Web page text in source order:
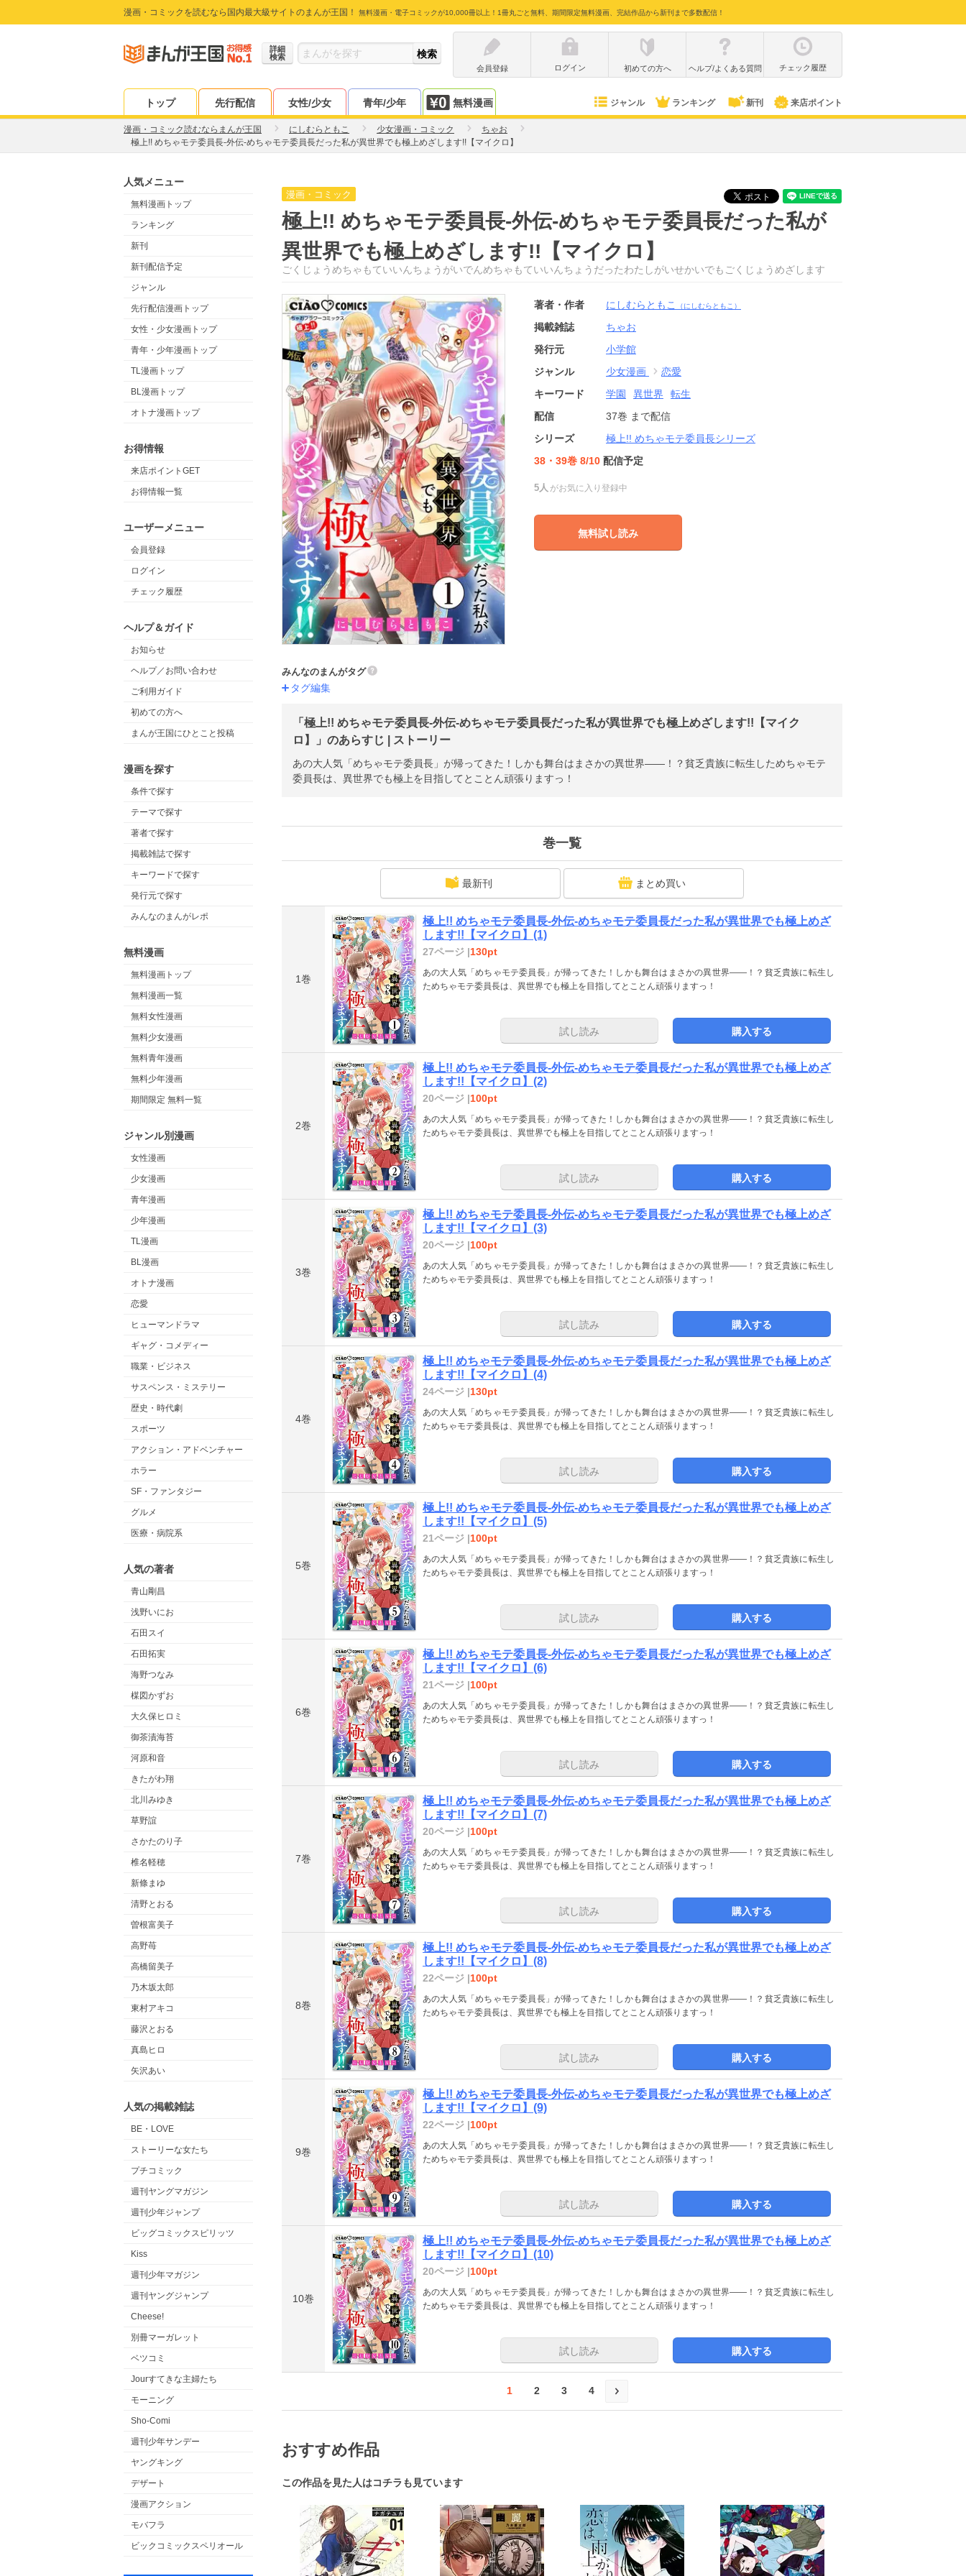
漫画・コミックを読むなら国内最大級サイトのまんが王国！ 無料漫画・電子コミックが10,000冊以上！1冊丸ごと無料、期間限定無料漫画、完結作品から新刊まで多数配信！
詳細
検索
会員登録
ログイン 初めての方へ ヘルプ/よくある質問 チェック履歴
トップ 先行配信 女性/少女 青年/少年 無料漫画 ジャンル ランキング 新刊 来店ポイント
漫画・コミック読むならまんが王国 にしむらともこ 少女漫画・コミック
ちゃお
極上!! めちゃモテ委員長-外伝-めちゃモテ委員長だった私が異世界でも極上めざします!!【マイクロ】
人気メニュー
無料漫画トップ
ランキング
新刊
新刊配信予定
ジャンル
先行配信漫画トップ
女性・少女漫画トップ
青年・少年漫画トップ
TL漫画トップ
BL漫画トップ
オトナ漫画トップ
お得情報
来店ポイントGET
お得情報一覧
ユーザーメニュー
会員登録
ログイン
チェック履歴
ヘルプ＆ガイド
お知らせ
ヘルプ／お問い合わせ
ご利用ガイド
初めての方へ
まんが王国にひとこと投稿
漫画を探す
条件で探す
テーマで探す
著者で探す
掲載雑誌で探す
キーワードで探す
発行元で探す
みんなのまんがレポ
無料漫画
無料漫画トップ
無料漫画一覧
無料女性漫画
無料少女漫画
無料青年漫画
無料少年漫画
期間限定 無料一覧
ジャンル別漫画
女性漫画
少女漫画
青年漫画
少年漫画
TL漫画
BL漫画
オトナ漫画
恋愛
ヒューマンドラマ
ギャグ・コメディー
職業・ビジネス
サスペンス・ミステリー
歴史・時代劇
スポーツ
アクション・アドベンチャー
ホラー
SF・ファンタジー
グルメ
医療・病院系
人気の著者
青山剛昌
浅野いにお
石田スイ
石田拓実
海野つなみ
楳図かずお
大久保ヒロミ
御茶漬海苔
河原和音
きたがわ翔
北川みゆき
草野誼
さかたのり子
椎名軽穂
新條まゆ
清野とおる
曽根富美子
高野苺
高橋留美子
乃木坂太郎
東村アキコ
藤沢とおる
真島ヒロ
矢沢あい
人気の掲載雑誌
BE・LOVE
ストーリーな女たち
プチコミック
週刊ヤングマガジン
週刊少年ジャンプ
ビッグコミックスピリッツ
Kiss
週刊少年マガジン
週刊ヤングジャンプ
Cheese!
別冊マーガレット
ベツコミ
Jourすてきな主婦たち
モーニング
Sho-Comi
週刊少年サンデー
ヤングキング
デザート
漫画アクション
モバフラ
ビックコミックスペリオール
漫画・コミック
極上!! めちゃモテ委員長-外伝-めちゃモテ委員長だった私が
異世界でも極上めざします!!【マイクロ】
ごくじょうめちゃもていいんちょうがいでんめちゃもていいんちょうだったわたしがいせかいでもごくじょうめざします
著者・作者 にしむらともこ （にしむらともこ）
掲載雑誌
ちゃお
発行元
小学館
ジャンル
少女漫画
恋愛
キーワード
学園 異世界
転生
配信
37巻 まで配信
シリーズ
極上!! めちゃモテ委員長シリーズ
38・39巻 8/10 配信予定
5人 がお気に入り登録中
無料試し読み
みんなのまんがタグ
タグ編集
「極上!! めちゃモテ委員長-外伝-めちゃモテ委員長だった私が異世界でも極上めざします!!【マイク
ロ】」のあらすじ | ストーリー
あの大人気「めちゃモテ委員長」が帰ってきた！しかも舞台はまさかの異世界――！？貧乏貴族に転生しためちゃモテ
委員長は、異世界でも極上を目指してとことん頑張りますっ！
巻一覧
最新刊 まとめ買い
1巻
極上!! めちゃモテ委員長-外伝-めちゃモテ委員長だった私が異世界でも極上めざ
します!!【マイクロ】(1)
27ページ |130pt
あの大人気「めちゃモテ委員長」が帰ってきた！しかも舞台はまさかの異世界――！？貧乏貴族に転生し
ためちゃモテ委員長は、異世界でも極上を目指してとことん頑張りますっ！
試し読み 購入する
2巻
極上!! めちゃモテ委員長-外伝-めちゃモテ委員長だった私が異世界でも極上めざ
します!!【マイクロ】(2)
20ページ |100pt
あの大人気「めちゃモテ委員長」が帰ってきた！しかも舞台はまさかの異世界――！？貧乏貴族に転生し
ためちゃモテ委員長は、異世界でも極上を目指してとことん頑張りますっ！
試し読み 購入する
3巻
極上!! めちゃモテ委員長-外伝-めちゃモテ委員長だった私が異世界でも極上めざ
します!!【マイクロ】(3)
20ページ |100pt
あの大人気「めちゃモテ委員長」が帰ってきた！しかも舞台はまさかの異世界――！？貧乏貴族に転生し
ためちゃモテ委員長は、異世界でも極上を目指してとことん頑張りますっ！
試し読み 購入する
4巻
極上!! めちゃモテ委員長-外伝-めちゃモテ委員長だった私が異世界でも極上めざ
します!!【マイクロ】(4)
24ページ |130pt
あの大人気「めちゃモテ委員長」が帰ってきた！しかも舞台はまさかの異世界――！？貧乏貴族に転生し
ためちゃモテ委員長は、異世界でも極上を目指してとことん頑張りますっ！
試し読み 購入する
5巻
極上!! めちゃモテ委員長-外伝-めちゃモテ委員長だった私が異世界でも極上めざ
します!!【マイクロ】(5)
21ページ |100pt
あの大人気「めちゃモテ委員長」が帰ってきた！しかも舞台はまさかの異世界――！？貧乏貴族に転生し
ためちゃモテ委員長は、異世界でも極上を目指してとことん頑張りますっ！
試し読み 購入する
6巻
極上!! めちゃモテ委員長-外伝-めちゃモテ委員長だった私が異世界でも極上めざ
します!!【マイクロ】(6)
21ページ |100pt
あの大人気「めちゃモテ委員長」が帰ってきた！しかも舞台はまさかの異世界――！？貧乏貴族に転生し
ためちゃモテ委員長は、異世界でも極上を目指してとことん頑張りますっ！
試し読み 購入する
7巻
極上!! めちゃモテ委員長-外伝-めちゃモテ委員長だった私が異世界でも極上めざ
します!!【マイクロ】(7)
20ページ |100pt
あの大人気「めちゃモテ委員長」が帰ってきた！しかも舞台はまさかの異世界――！？貧乏貴族に転生し
ためちゃモテ委員長は、異世界でも極上を目指してとことん頑張りますっ！
試し読み 購入する
8巻
極上!! めちゃモテ委員長-外伝-めちゃモテ委員長だった私が異世界でも極上めざ
します!!【マイクロ】(8)
22ページ |100pt
あの大人気「めちゃモテ委員長」が帰ってきた！しかも舞台はまさかの異世界――！？貧乏貴族に転生し
ためちゃモテ委員長は、異世界でも極上を目指してとことん頑張りますっ！
試し読み 購入する
9巻
極上!! めちゃモテ委員長-外伝-めちゃモテ委員長だった私が異世界でも極上めざ
します!!【マイクロ】(9)
22ページ |100pt
あの大人気「めちゃモテ委員長」が帰ってきた！しかも舞台はまさかの異世界――！？貧乏貴族に転生し
ためちゃモテ委員長は、異世界でも極上を目指してとことん頑張りますっ！
試し読み 購入する
10巻
極上!! めちゃモテ委員長-外伝-めちゃモテ委員長だった私が異世界でも極上めざ
します!!【マイクロ】(10)
20ページ |100pt
あの大人気「めちゃモテ委員長」が帰ってきた！しかも舞台はまさかの異世界――！？貧乏貴族に転生し
ためちゃモテ委員長は、異世界でも極上を目指してとことん頑張りますっ！
試し読み 購入する
1 2 3 4
おすすめ作品
この作品を見た人はコチラも見ています